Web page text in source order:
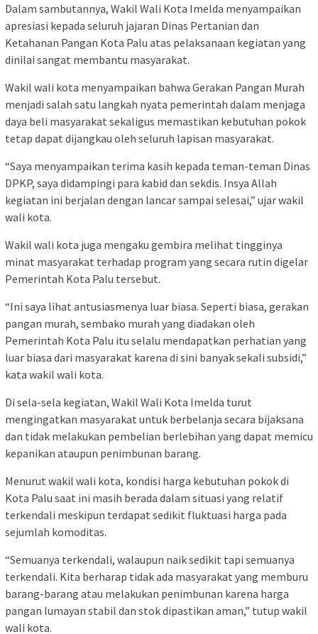
Dalam sambutannya, Wakil Wali Kota Imelda menyampaikan
apresiasi kepada seluruh jajaran Dinas Pertanian dan
Ketahanan Pangan Kota Palu atas pelaksanaan kegiatan yang
dinilai sangat membantu masyarakat.
Wakil wali kota menyampaikan bahwa Gerakan Pangan Murah
menjadi salah satu langkah nyata pemerintah dalam menjaga
daya beli masyarakat sekaligus memastikan kebutuhan pokok
tetap dapat dijangkau oleh seluruh lapisan masyarakat.
“Saya menyampaikan terima kasih kepada teman-teman Dinas
DPKP, saya didampingi para kabid dan sekdis. Insya Allah
kegiatan ini berjalan dengan lancar sampai selesai,” ujar wakil
wali kota.
Wakil wali kota juga mengaku gembira melihat tingginya
minat masyarakat terhadap program yang secara rutin digelar
Pemerintah Kota Palu tersebut.
“Ini saya lihat antusiasmenya luar biasa. Seperti biasa, gerakan
pangan murah, sembako murah yang diadakan oleh
Pemerintah Kota Palu itu selalu mendapatkan perhatian yang
luar biasa dari masyarakat karena di sini banyak sekali subsidi,”
kata wakil wali kota.
Di sela-sela kegiatan, Wakil Wali Kota Imelda turut
mengingatkan masyarakat untuk berbelanja secara bijaksana
dan tidak melakukan pembelian berlebihan yang dapat memicu
kepanikan ataupun penimbunan barang.
Menurut wakil wali kota, kondisi harga kebutuhan pokok di
Kota Palu saat ini masih berada dalam situasi yang relatif
terkendali meskipun terdapat sedikit fluktuasi harga pada
sejumlah komoditas.
“Semuanya terkendali, walaupun naik sedikit tapi semuanya
terkendali. Kita berharap tidak ada masyarakat yang memburu
barang-barang atau melakukan penimbunan karena harga
pangan lumayan stabil dan stok dipastikan aman,” tutup wakil
wali kota.